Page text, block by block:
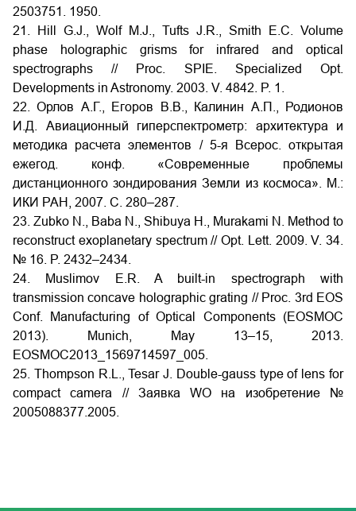
2503751. 1950.
21. Hill G.J., Wolf M.J., Tufts J.R., Smith E.C. Volume
phase holographic grisms for infrared and optical
spectrographs // Proc. SPIE. Specialized Opt.
Developments in Astronomy. 2003. V. 4842. P. 1.
22. Орлов А.Г., Егоров В.В., Калинин А.П., Родионов
И.Д. Авиационный гиперспектрометр: архитектура и
методика расчета элементов / 5-я Всерос. открытая
ежегод. конф. «Современные проблемы
дистанционного зондирования Земли из космоса». М.:
ИКИ РАН, 2007. С. 280–287.
23. Zubko N., Baba N., Shibuya H., Murakami N. Method to
reconstruct exoplanetary spectrum // Opt. Lett. 2009. V. 34.
№ 16. P. 2432–2434.
24. Muslimov E.R. A built-in spectrograph with
transmission concave holographic grating // Proc. 3rd EOS
Conf. Manufacturing of Optical Components (EOSMOC
2013). Munich, May 13–15, 2013.
EOSMOC2013_1569714597_005.
25. Thompson R.L., Tesar J. Double-gauss type of lens for
compact camera // Заявка WO на изобретение №
2005088377.2005.